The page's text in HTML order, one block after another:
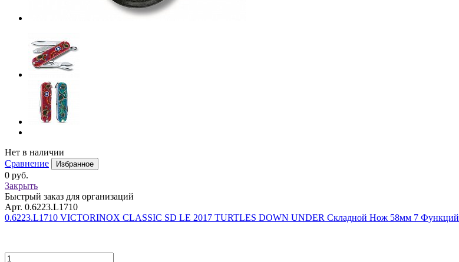
Нет в наличии
Сравнение
Избранное
0 руб.
Закрыть
Быстрый заказ для организаций
Арт. 0.6223.L1710
0.6223.L1710 VICTORINOX CLASSIC SD LE 2017 TURTLES DOWN UNDER Складной Нож 58мм 7 Функций